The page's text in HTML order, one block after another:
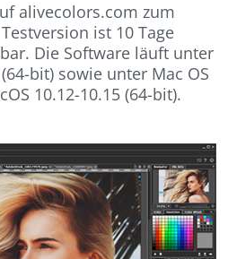
alivecolors.com zum
ist 10 Tage
Die Software läuft unter
bit) sowie unter Mac OS
10.12-10.15 (64-bit).